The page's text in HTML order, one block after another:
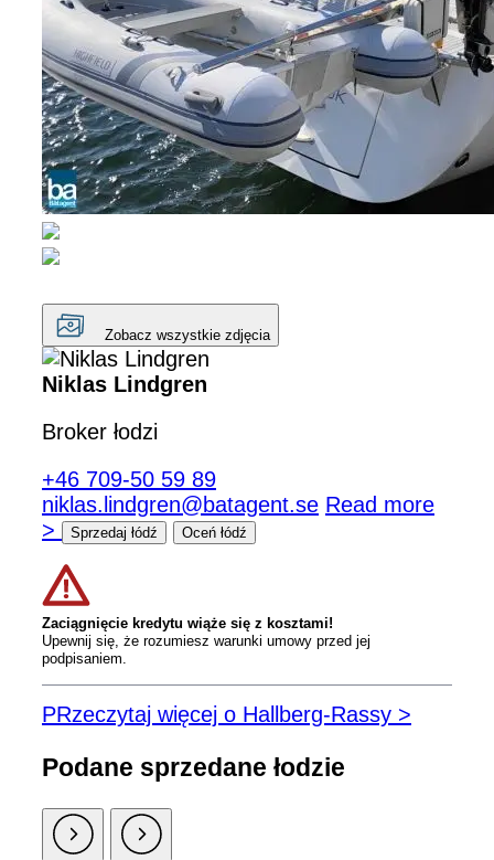
Zobacz wszystkie zdjęcia
Niklas Lindgren
Broker łodzi
+46 709-50 59 89
niklas.lindgren@batagent.se Read more
>
Sprzedaj łódź Oceń łódź
Zaciągnięcie kredytu wiąże się z kosztami!
Upewnij się, że rozumiesz warunki umowy przed jej
podpisaniem.
PRzeczytaj więcej o Hallberg-Rassy >
Podane sprzedane łodzie